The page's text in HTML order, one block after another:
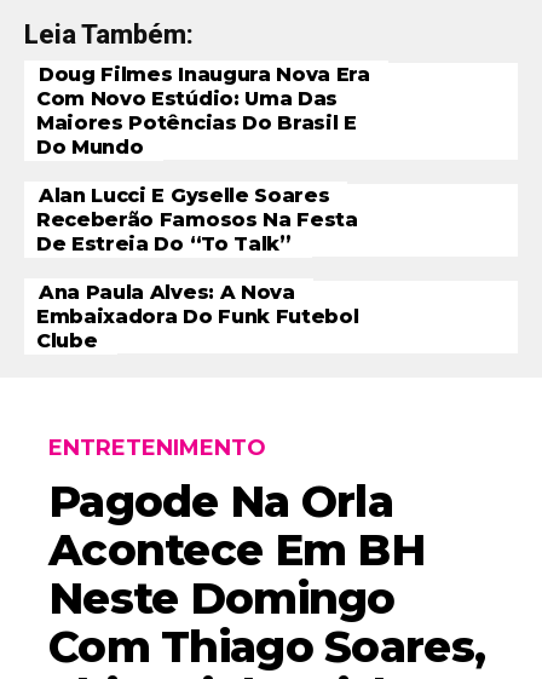
Leia Também:
Doug Filmes Inaugura Nova Era
Com Novo Estúdio: Uma Das
Maiores Potências Do Brasil E
Do Mundo
Alan Lucci E Gyselle Soares
Receberão Famosos Na Festa
De Estreia Do “To Talk”
Ana Paula Alves: A Nova
Embaixadora Do Funk Futebol
Clube
ENTRETENIMENTO
Pagode Na Orla
Acontece Em BH
Neste Domingo
Com Thiago Soares,